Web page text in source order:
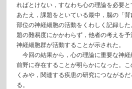
ればとけない，すなわち心の理論を必要
あたえ，課題をといている最中，脳の「
部位の神経細胞の活動をくわしく記録し
題の難易度にかかわらず，他者の考えを
神経細胞群が活動することが示された。
今回の結果から，心の理論に重要な神
前野に存在することが明らかになった。
くみや，関連する疾患の研究につながる
る。